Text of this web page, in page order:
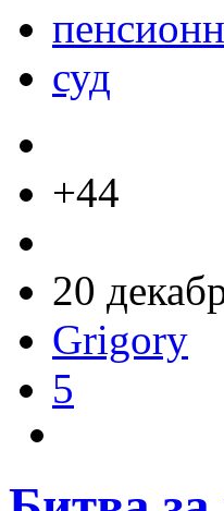
суд
+44
20
Grigory
5